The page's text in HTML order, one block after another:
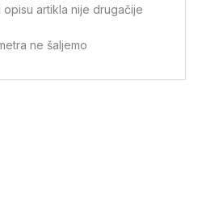
artikla nije drugačije
ne šaljemo